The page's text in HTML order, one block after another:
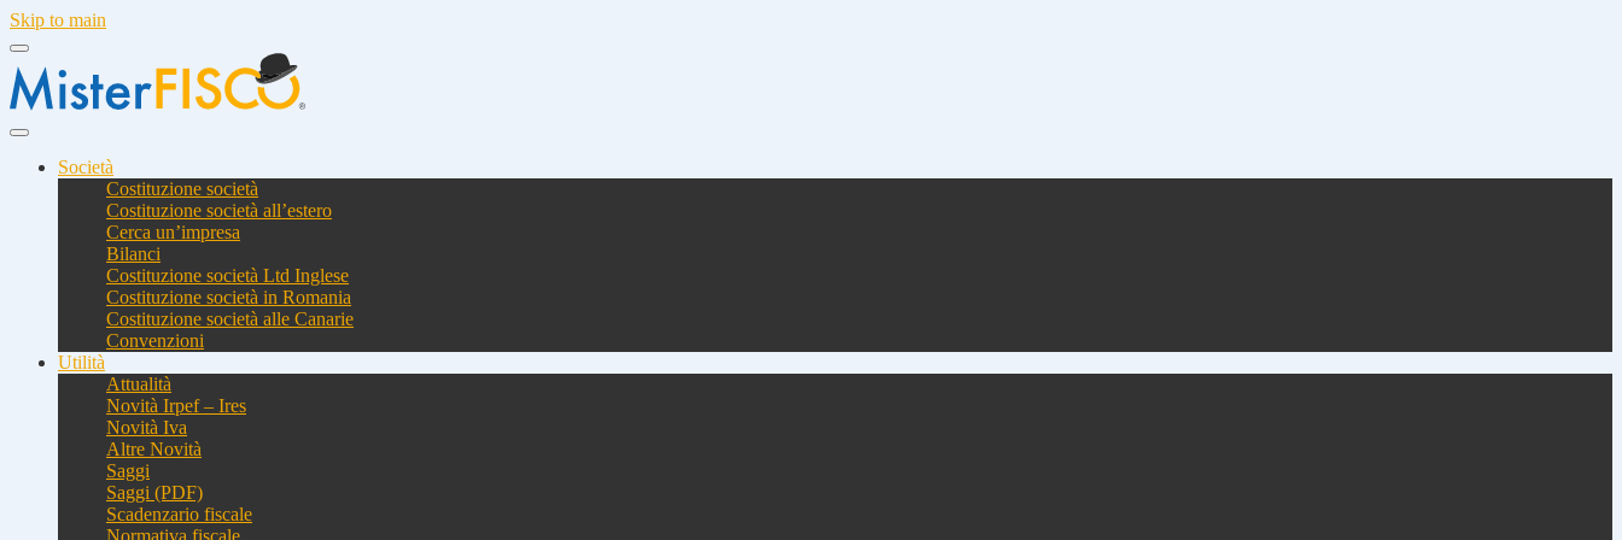
Skip to main
Società
Costituzione società
Costituzione società all’estero
Cerca un’impresa
Bilanci
Costituzione società Ltd Inglese
Costituzione società in Romania
Costituzione società alle Canarie
Convenzioni
Utilità
Attualità
Novità Irpef – Ires
Novità Iva
Altre Novità
Saggi
Saggi (PDF)
Scadenzario fiscale
Normativa fiscale